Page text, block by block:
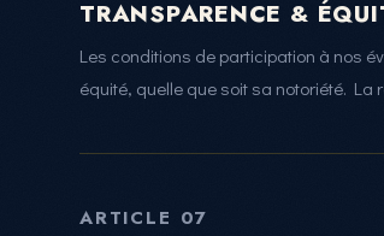
TRANSPARENCE &
Les conditions de participation à nos
équité, quelle que soit sa notoriété.
ARTICLE 07